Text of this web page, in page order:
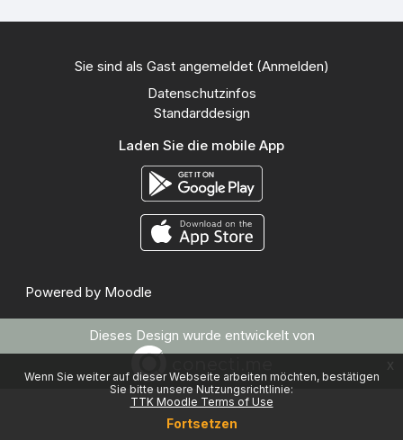
Wenn Sie weiter auf dieser Webseite arbeiten möchten, bestätigen
Sie bitte unsere Nutzungsrichtlinie:
TTK Moodle Terms of Use
Fortsetzen
x
Sie sind als Gast angemeldet (Anmelden)
Datenschutzinfos
Standarddesign
Laden Sie die mobile App
Powered by Moodle
Dieses Design wurde entwickelt von